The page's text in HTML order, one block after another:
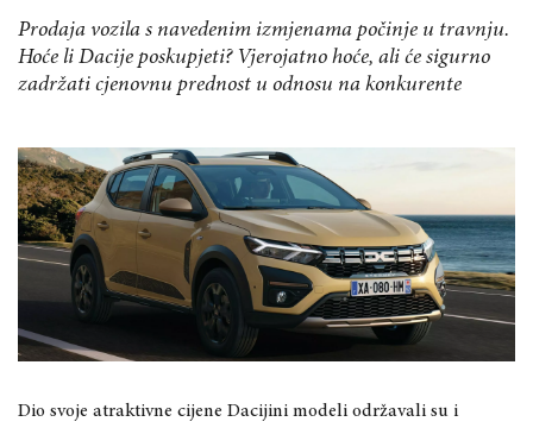
Prodaja vozila s navedenim izmjenama počinje u travnju.
Hoće li Dacije poskupjeti? Vjerojatno hoće, ali će sigurno
zadržati cjenovnu prednost u odnosu na konkurente
Dio svoje atraktivne cijene Dacijini modeli održavali su i